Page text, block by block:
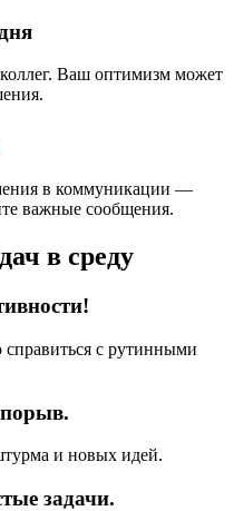
Ваш оптимизм может
в коммуникации —
важные сообщения.
в среду
с рутинными
и новых идей.
задачи.